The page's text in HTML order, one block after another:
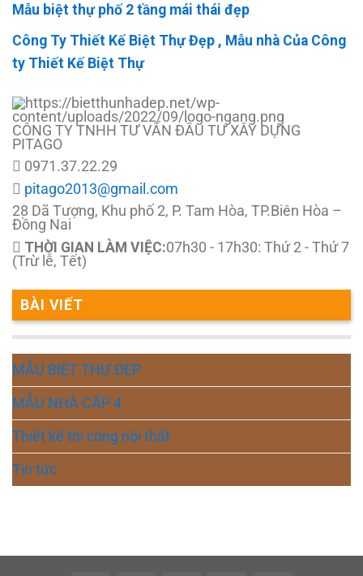
Mẫu biệt thự phố 2 tầng mái thái đẹp
Công Ty Thiết Kế Biệt Thự Đẹp , Mẫu nhà Của Công
ty Thiết Kế Biệt Thự
CÔNG TY TNHH TƯ VẤN ĐẦU TƯ XÂY DỰNG
PITAGO
0971.37.22.29
pitago2013@gmail.com
28 Dã Tượng, Khu phố 2, P. Tam Hòa, TP.Biên Hòa –
Đồng Nai
THỜI GIAN LÀM VIỆC:07h30 - 17h30: Thứ 2 - Thứ 7
(Trừ lễ, Tết)
BÀI VIẾT
MẪU BIỆT THỰ ĐẸP
MẪU NHÀ CẤP 4
Thiết kế thi công nội thất
Tin tức